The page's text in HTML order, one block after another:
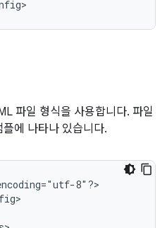
파일 형식을 사용합니다. 파일
에 나타나 있습니다.
8"?>